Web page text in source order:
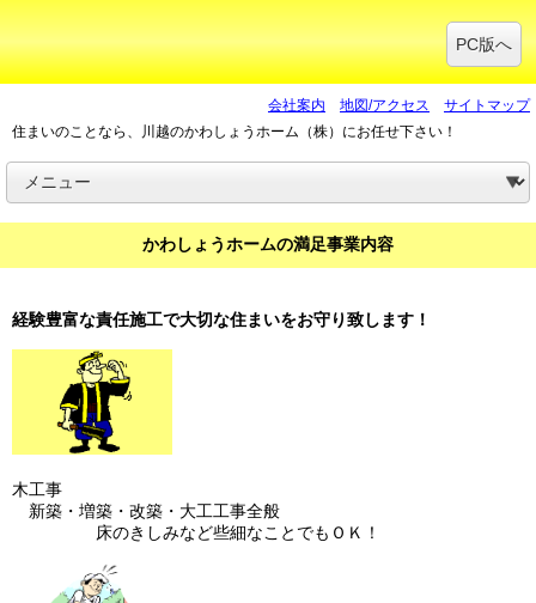
PC版へ
会社案内 地図/アクセス
サイトマップ
住まいのことなら、川越のかわしょうホーム（株）にお任せ下さい！
かわしょうホームの満足事業内容
経験豊富な責任施工で大切な住まいをお守り致します！
木工事
新築・増築・改築・大工工事全般
床のきしみなど些細なことでもＯＫ！